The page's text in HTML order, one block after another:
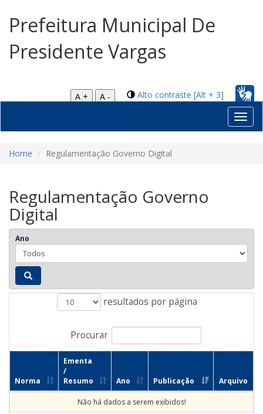
Prefeitura Municipal De
Presidente Vargas
Alto contraste [Alt + 3]
A +
A -
Home Regulamentação Governo Digital
Regulamentação Governo
Digital
Ano
resultados por página
Procurar
Norma
Ementa
/
Resumo
Ano Publicação Arquivo
Não há dados a serem exibidos!